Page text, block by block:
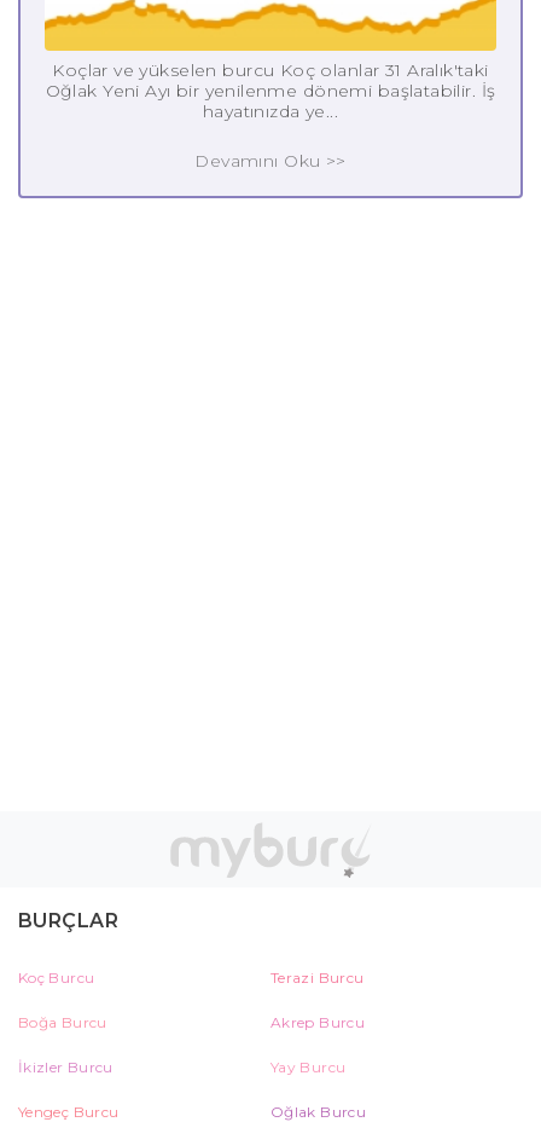
Koçlar ve yükselen burcu Koç olanlar 31 Aralık'taki
Oğlak Yeni Ayı bir yenilenme dönemi başlatabilir. İş
hayatınızda ye...
Devamını Oku >>
BURÇLAR
Koç Burcu Terazi Burcu
Boğa Burcu Akrep Burcu
İkizler Burcu Yay Burcu
Yengeç Burcu Oğlak Burcu